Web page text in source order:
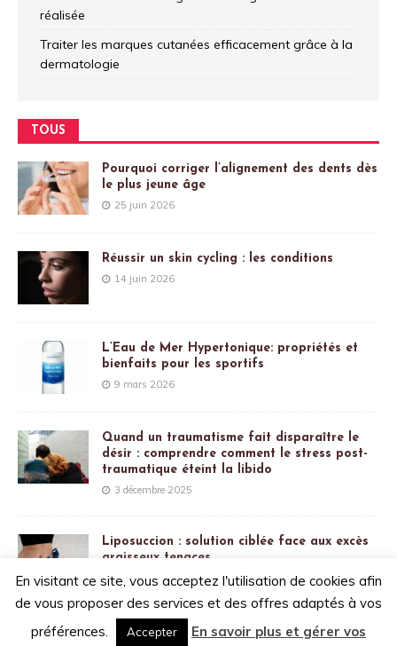
réalisée
Traiter les marques cutanées efficacement grâce à la
dermatologie
TOUS
Pourquoi corriger l’alignement des dents dès
le plus jeune âge
25 juin 2026
Réussir un skin cycling : les conditions
14 juin 2026
L’Eau de Mer Hypertonique: propriétés et
bienfaits pour les sportifs
9 mars 2026
Quand un traumatisme fait disparaître le
désir : comprendre comment le stress post-
traumatique éteint la libido
3 décembre 2025
Liposuccion : solution ciblée face aux excès
graisseux tenaces
21 juillet 2025
En visitant ce site, vous acceptez l'utilisation de cookies afin
de vous proposer des services et des offres adaptés à vos
préférences.
Accepter En savoir plus et gérer vos